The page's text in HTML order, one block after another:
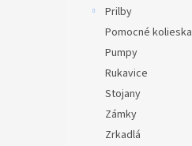
Prilby
Pomocné kolieska
Pumpy
Rukavice
Stojany
Zámky
Zrkadlá